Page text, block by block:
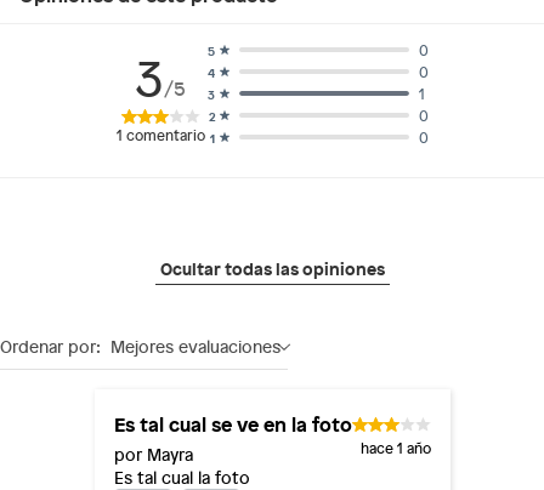
3/5
1 comentario 1 0
2 0
3 1
4 0
5 0
Ocultar todas las opiniones
Ordenar por: Mejores evaluaciones
Es tal cual se ve en la foto
por Mayra hace 1 año
Es tal cual la foto